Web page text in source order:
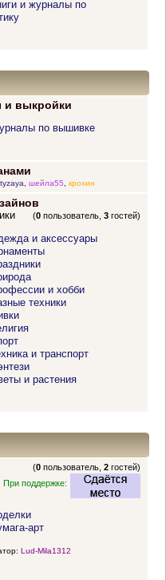
и журналы по
и выкройки
по вышивке
, шейла55, крохин
(0 пользователь,3 гостей)
и аксессуары
и хобби
техники
и транспорт
и растения
(0 пользователь,2 гостей)
При поддержке:
арт
Lud-Mila1312